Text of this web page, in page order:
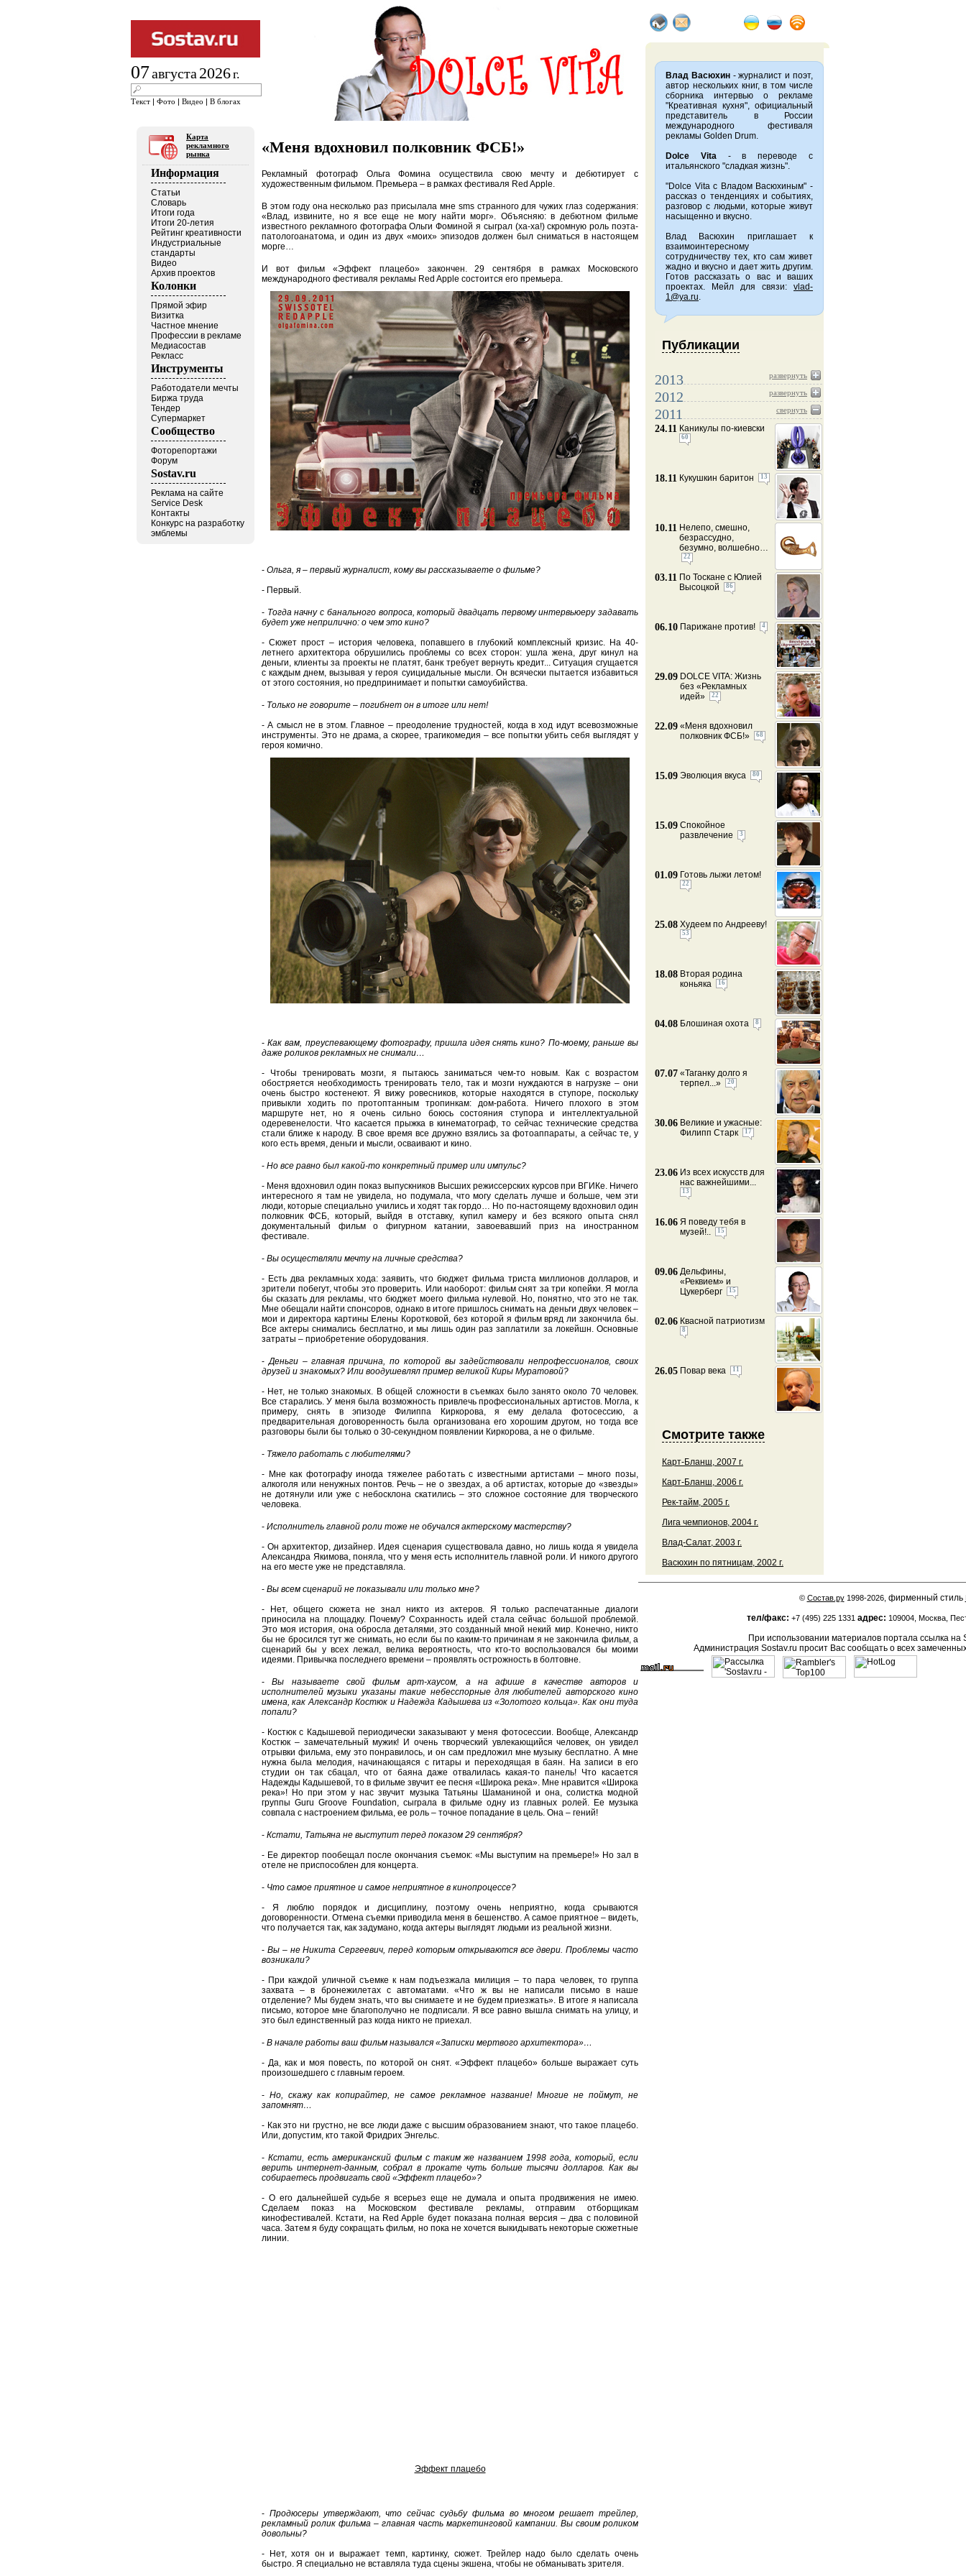
07августа 2026г.
Текст | Фото | Видео | В блогах
Карта
рекламного
рынка
Информация
Статьи
Словарь
Итоги года
Итоги 20-летия
Рейтинг креативности
Индустриальные
стандарты
Видео
Архив проектов
Колонки
Прямой эфир
Визитка
Частное мнение
Профессии в рекламе
Медиасостав
Рекласс
Инструменты
Работодатели мечты
Биржа труда
Тендер
Супермаркет
Сообщество
Фоторепортажи
Форум
Sostav.ru
Реклама на сайте
Service Desk
Контакты
Конкурс на разработку
эмблемы
«Меня вдохновил полковник ФСБ!»
Рекламный фотограф Ольга Фомина осуществила свою мечту и дебютирует с
художественным фильмом. Премьера – в рамках фестиваля Red Apple.
В этом году она несколько раз присылала мне sms странного для чужих глаз содержания:
«Влад, извините, но я все еще не могу найти морг». Объясняю: в дебютном фильме
известного рекламного фотографа Ольги Фоминой я сыграл (ха-ха!) скромную роль поэта-
патологоанатома, и один из двух «моих» эпизодов должен был сниматься в настоящем
морге…
И вот фильм «Эффект плацебо» закончен. 29 сентября в рамках Московского
международного фестиваля рекламы Red Apple состоится его премьера.
- Ольга, я – первый журналист, кому вы рассказываете о фильме?
- Первый.
- Тогда начну с банального вопроса, который двадцать первому интервьюеру задавать
будет уже неприлично: о чем это кино?
- Сюжет прост – история человека, попавшего в глубокий комплексный кризис. На 40-
летнего архитектора обрушились проблемы со всех сторон: ушла жена, друг кинул на
деньги, клиенты за проекты не платят, банк требует вернуть кредит... Ситуация сгущается
с каждым днем, вызывая у героя суицидальные мысли. Он всячески пытается избавиться
от этого состояния, но предпринимает и попытки самоубийства.
- Только не говорите – погибнет он в итоге или нет!
- А смысл не в этом. Главное – преодоление трудностей, когда в ход идут всевозможные
инструменты. Это не драма, а скорее, трагикомедия – все попытки убить себя выглядят у
героя комично.
-Как вам, преуспевающему фотографу, пришла идея снять кино? По-моему, раньше вы
даже роликов рекламных не снимали…
- Чтобы тренировать мозги, я пытаюсь заниматься чем-то новым. Как с возрастом
обостряется необходимость тренировать тело, так и мозги нуждаются в нагрузке – они
очень быстро костенеют. Я вижу ровесников, которые находятся в ступоре, поскольку
привыкли ходить по протоптанным тропинкам: дом-работа. Ничего плохого в этом
маршруте нет, но я очень сильно боюсь состояния ступора и интеллектуальной
одеревенелости. Что касается прыжка в кинематограф, то сейчас технические средства
стали ближе к народу. В свое время все дружно взялись за фотоаппараты, а сейчас те, у
кого есть время, деньги и мысли, осваивают и кино.
- Но все равно был какой-то конкретный пример или импульс?
- Меня вдохновил один показ выпускников Высших режиссерских курсов при ВГИКе. Ничего
интересного я там не увидела, но подумала, что могу сделать лучше и больше, чем эти
люди, которые специально учились и ходят так гордо… Но по-настоящему вдохновил один
полковник ФСБ, который, выйдя в отставку, купил камеру и без всякого опыта снял
документальный фильм о фигурном катании, завоевавший приз на иностранном
фестивале.
- Вы осуществляли мечту на личные средства?
- Есть два рекламных хода: заявить, что бюджет фильма триста миллионов долларов, и
зрители побегут, чтобы это проверить. Или наоборот: фильм снят за три копейки. Я могла
бы сказать для рекламы, что бюджет моего фильма нулевой. Но, понятно, что это не так.
Мне обещали найти спонсоров, однако в итоге пришлось снимать на деньги двух человек –
мои и директора картины Елены Коротковой, без которой я фильм вряд ли закончила бы.
Все актеры снимались бесплатно, и мы лишь один раз заплатили за локейшн. Основные
затраты – приобретение оборудования.
- Деньги – главная причина, по которой вы задействовали непрофессионалов, своих
друзей и знакомых? Или воодушевлял пример великой Киры Муратовой?
- Нет, не только знакомых. В общей сложности в съемках было занято около 70 человек.
Все старались. У меня была возможность привлечь профессиональных артистов. Могла, к
примеру, снять в эпизоде Филиппа Киркорова, я ему делала фотосессию, а
предварительная договоренность была организована его хорошим другом, но тогда все
разговоры были бы только о 30-секундном появлении Киркорова, а не о фильме.
- Тяжело работать с любителями?
- Мне как фотографу иногда тяжелее работать с известными артистами – много позы,
алкоголя или ненужных понтов. Речь – не о звездах, а об артистах, которые до «звезды»
не дотянули или уже с небосклона скатились – это сложное состояние для творческого
человека.
- Исполнитель главной роли тоже не обучался актерскому мастерству?
- Он архитектор, дизайнер. Идея сценария существовала давно, но лишь когда я увидела
Александра Якимова, поняла, что у меня есть исполнитель главной роли. И никого другого
на его месте уже не представляла.
- Вы всем сценарий не показывали или только мне?
- Нет, общего сюжета не знал никто из актеров. Я только распечатанные диалоги
приносила на площадку. Почему? Сохранность идей стала сейчас большой проблемой.
Это моя история, она обросла деталями, это созданный мной некий мир. Конечно, никто
бы не бросился тут же снимать, но если бы по каким-то причинам я не закончила фильм, а
сценарий бы у всех лежал, велика вероятность, что кто-то воспользовался бы моими
идеями. Привычка последнего времени – проявлять острожность в болтовне.
-Вы называете свой фильм арт-хаусом, а на афише в качестве авторов и
исполнителей музыки указаны такие небесспорные для любителей авторского кино
имена, как Александр Костюк и Надежда Кадышева из «Золотого кольца». Как они туда
попали?
- Костюк с Кадышевой периодически заказывают у меня фотосессии. Вообще, Александр
Костюк – замечательный мужик! И очень творческий увлекающийся человек, он увидел
отрывки фильма, ему это понравилось, и он сам предложил мне музыку бесплатно. А мне
нужна была мелодия, начинающаяся с гитары и переходящая в баян. На записи в его
студии он так сбацал, что от баяна даже отвалилась какая-то панель! Что касается
Надежды Кадышевой, то в фильме звучит ее песня «Широка река». Мне нравится «Широка
река»! Но при этом у нас звучит музыка Татьяны Шаманиной и она, солистка модной
группы Guru Groove Foundation, сыграла в фильме одну из главных ролей. Ее музыка
совпала с настроением фильма, ее роль – точное попадание в цель. Она – гений!
- Кстати, Татьяна не выступит перед показом 29 сентября?
- Ее директор пообещал после окончания съемок: «Мы выступим на премьере!» Но зал в
отеле не приспособлен для концерта.
- Что самое приятное и самое неприятное в кинопроцессе?
- Я люблю порядок и дисциплину, поэтому очень неприятно, когда срываются
договоренности. Отмена съемки приводила меня в бешенство. А самое приятное – видеть,
что получается так, как задумано, когда актеры выглядят людьми из реальной жизни.
- Вы – не Никита Сергеевич, перед которым открываются все двери. Проблемы часто
возникали?
- При каждой уличной съемке к нам подъезжала милиция – то пара человек, то группа
захвата – в бронежилетах с автоматами. «Что ж вы не написали письмо в наше
отделение? Мы будем знать, что вы снимаете и не будем приезжать». В итоге я написала
письмо, которое мне благополучно не подписали. Я все равно вышла снимать на улицу, и
это был единственный раз когда никто не приехал.
- В начале работы ваш фильм назывался «Записки мертвого архитектора»…
- Да, как и моя повесть, по которой он снят. «Эффект плацебо» больше выражает суть
произошедшего с главным героем.
-Но, скажу как копирайтер, не самое рекламное название! Многие не поймут, не
запомнят…
- Как это ни грустно, не все люди даже с высшим образованием знают, что такое плацебо.
Или, допустим, кто такой Фридрих Энгельс.
- Кстати, есть американский фильм с таким же названием 1998 года, который, если
верить интернет-данным, собрал в прокате чуть больше тысячи долларов. Как вы
собираетесь продвигать свой «Эффект плацебо»?
- О его дальнейшей судьбе я всерьез еще не думала и опыта продвижения не имею.
Сделаем показ на Московском фестивале рекламы, отправим отборщикам
кинофестивалей. Кстати, на Red Apple будет показана полная версия – два с половиной
часа. Затем я буду сокращать фильм, но пока не хочется выкидывать некоторые сюжетные
линии.
Эффект плацебо
- Продюсеры утверждают, что сейчас судьбу фильма во многом решает трейлер,
рекламный ролик фильма – главная часть маркетинговой кампании. Вы своим роликом
довольны?
- Нет, хотя он и выражает темп, картинку, сюжет. Трейлер надо было сделать очень
быстро. Я специально не вставляла туда сцены экшена, чтобы не обманывать зрителя.
Влад Васюхин- журналист и поэт,
автор нескольких книг, в том числе
сборника интервью о рекламе
"Креативная кухня", официальный
представитель в России
международного фестиваля
рекламы Golden Drum.
Dolce Vita- в переводе с
итальянского "сладкая жизнь".
"Dolce Vita с Владом Васюхиным" -
рассказ о тенденциях и событиях,
разговор с людьми, которые живут
насыщенно и вкусно.
Влад Васюхин приглашает к
взаимоинтересному
сотрудничеству тех, кто сам живет
жадно и вкусно и дает жить другим.
Готов рассказать о вас и ваших
проектах. Мейл для связи: vlad-
1@ya.ru.
Публикации
2013 развернуть
2012 развернуть
2011 свернуть
24.11 Каникулы по-киевски
60
18.11 Кукушкин баритон 13
10.11 Нелепо, смешно,
безрассудно,
безумно, волшебно…
22
03.11 По Тоскане с Юлией
Высоцкой
86
06.10 Парижане против! 4
29.09 DOLCE VITA: Жизнь
без «Рекламных
идей»
22
22.09 «Меня вдохновил
полковник ФСБ!»
68
15.09 Эволюция вкуса 80
15.09 Спокойное
развлечение
3
01.09 Готовь лыжи летом!
22
25.08 Худеем по Андрееву!
53
18.08 Вторая родина
коньяка
16
04.08 Блошиная охота 8
07.07 «Таганку долго я
терпел...»
20
30.06 Великие и ужасные:
Филипп Старк
17
23.06 Из всех искусств для
нас важнейшими...
13
16.06 Я поведу тебя в
музей!..
15
09.06 Дельфины,
«Реквием» и
Цукерберг
15
02.06 Квасной патриотизм
8
26.05 Повар века 11
Смотрите также
Карт-Бланш, 2007 г.
Карт-Бланш, 2006 г.
Рек-тайм, 2005 г.
Лига чемпионов, 2004 г.
Влад-Салат, 2003 г.
Васюхин по пятницам, 2002 г.
© Состав.ру1998-2026, фирменный стиль
тел/факс: +7 (495) 225 1331 адрес: 109004, Москва,
При использовании материалов портала ссылка на
Администрация Sostav.ru просит Вас сообщать о всех